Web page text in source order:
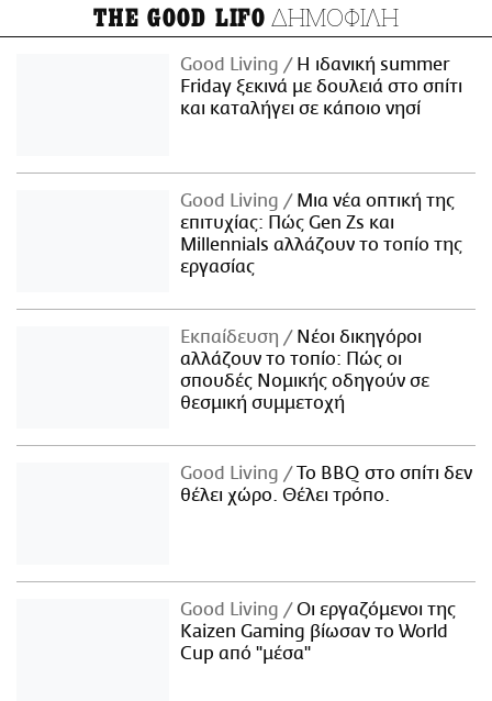
THE GOOD LIFO ΔΗΜΟΦΙΛΗ
Good Living
Η ιδανική summer
Friday ξεκινά με δουλειά στο σπίτι
και καταλήγει σε κάποιο νησί
Good Living
Μια νέα οπτική της
επιτυχίας: Πώς Gen Zs και
Millennials αλλάζουν το τοπίο της
εργασίας
Εκπαίδευση
Νέοι δικηγόροι
αλλάζουν το τοπίο: Πώς οι
σπουδές Νομικής οδηγούν σε
θεσμική συμμετοχή
Good Living
Το BBQ στο σπίτι δεν
θέλει χώρο. Θέλει τρόπο.
Good Living
Οι εργαζόμενοι της
Kaizen Gaming βίωσαν το World
Cup από "μέσα"